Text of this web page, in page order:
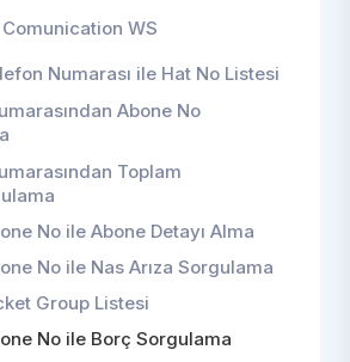
WS
Numarası ile Hat No Listesi
Abone No
Toplam
No ile Abone Detayı Alma
No ile Nas Arıza Sorgulama
Group Listesi
No ile Borç Sorgulama